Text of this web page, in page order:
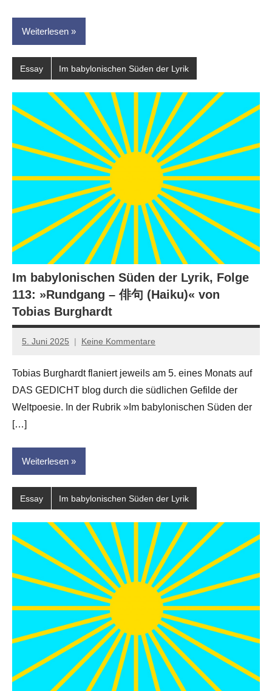
Weiterlesen
Essay Im babylonischen Süden der Lyrik
Im babylonischen Süden der Lyrik, Folge
113: »Rundgang – 俳句 (Haiku)« von
Tobias Burghardt
5. Juni 2025
Jan-
Hornauer
für
dasgedichtblog
Keine Kommentare
Tobias Burghardt flaniert jeweils am 5. eines Monats auf
DAS GEDICHT blog durch die südlichen Gefilde der
Weltpoesie. In der Rubrik »Im babylonischen Süden der
[…]
Weiterlesen
Essay Im babylonischen Süden der Lyrik